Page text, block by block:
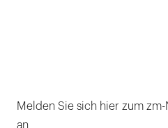
Melden Sie sich hier zum
an